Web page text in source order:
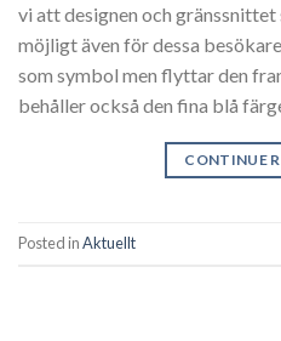
vi att designen och gränssnittet
möjligt även för dessa
som symbol men flyttar den
behåller också den fina blå
CONTINUE
Posted inAktuellt